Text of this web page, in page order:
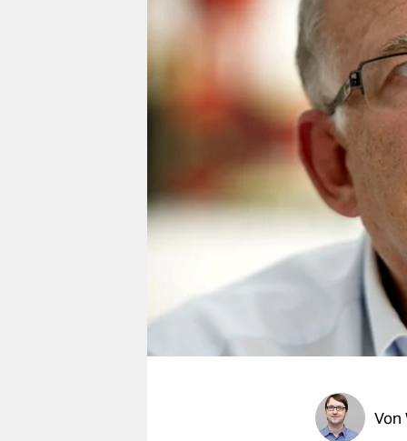
nord
wahrheit
verlag
shop
unterstützen
genossenschaft
Von